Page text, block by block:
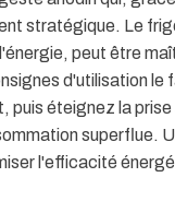
stratégique. Le
peut être
d'utilisation le
puis éteignez la
superflue.
l'efficacité